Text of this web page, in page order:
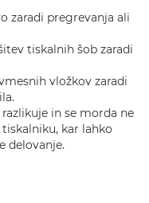
zaradi pregrevanja ali
tiskalnih šob zaradi
vložkov zaradi
in se morda ne
kar lahko
delovanje.